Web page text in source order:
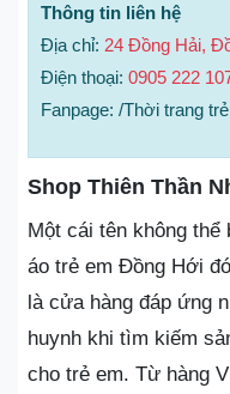
Thông tin liên hệ
Địa chỉ: 24 Đồng Hải,
Điện thoại: 0905 222
Fanpage: /Thời trang
Shop Thiên Thần
Một cái tên không thể
áo trẻ em Đồng Hới
là cửa hàng đáp ứng
huynh khi tìm kiếm
cho trẻ em. Từ hàng